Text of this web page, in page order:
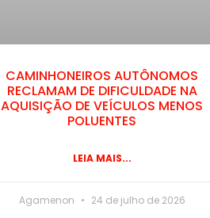
CAMINHONEIROS AUTÔNOMOS
RECLAMAM DE DIFICULDADE NA
AQUISIÇÃO DE VEÍCULOS MENOS
POLUENTES
LEIA MAIS...
Agamenon 24 de julho de 2026